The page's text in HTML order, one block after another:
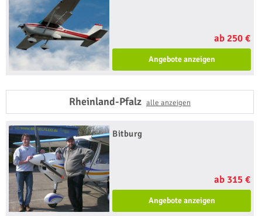
ab 250 €
Angebote anzeigen
Rheinland-Pfalz alle anzeigen
Bitburg
ab 315 €
Angebote anzeigen